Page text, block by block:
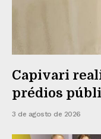
Capivari
prédios
3 de agosto de 2026